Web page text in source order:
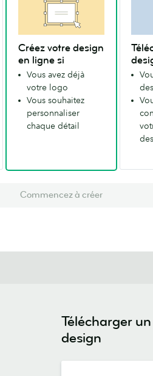
Créez votre design
en ligne si
Vous avez déjà
votre logo
Vous souhaitez
personnaliser
chaque détail
Commencez à créer
Télécharger
design